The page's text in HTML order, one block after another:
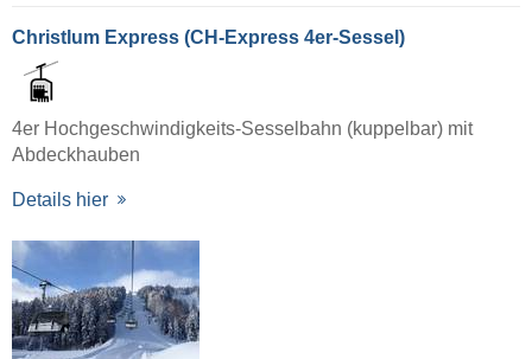
Christlum Express (CH-Express 4er-Sessel)
4er Hochgeschwindigkeits-Sesselbahn (kuppelbar) mit
Abdeckhauben
Details hier